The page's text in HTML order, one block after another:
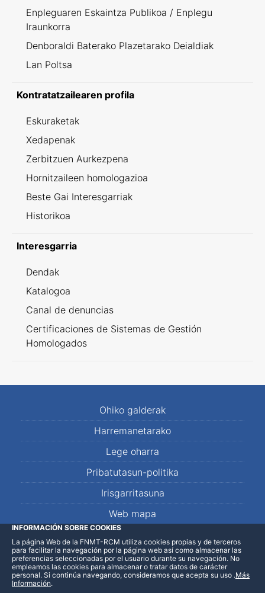
Enpleguaren Eskaintza Publikoa / Enplegu
Iraunkorra
Denboraldi Baterako Plazetarako Deialdiak
Lan Poltsa
Kontratatzailearen profila
Eskuraketak
Xedapenak
Zerbitzuen Aurkezpena
Hornitzaileen homologazioa
Beste Gai Interesgarriak
Historikoa
Interesgarria
Dendak
Katalogoa
Canal de denuncias
Certificaciones de Sistemas de Gestión
Homologados
Ohiko galderak
Harremanetarako
Lege oharra
Pribatutasun-politika
Irisgarritasuna
Web mapa
LinkedInFacebookWhatsApp
INFORMACIÓN SOBRE COOKIES
La página Web de la FNMT-RCM utiliza cookies propias y de terceros
para facilitar la navegación por la página web así como almacenar las
preferencias seleccionadas por el usuario durante su navegación. No
empleamos las cookies para almacenar o tratar datos de carácter
personal. Si continúa navegando, consideramos que acepta su uso .Más
Información.